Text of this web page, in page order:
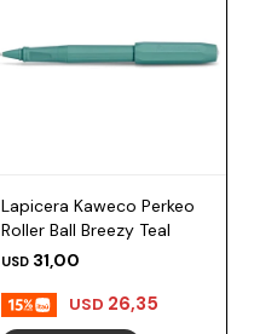
Lapicera Kaweco Perkeo
Roller Ball Breezy Teal
USD 31,00
USD 26,35